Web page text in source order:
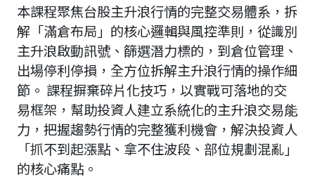
本課程聚焦台股主升浪行情的完整交易體系，拆
解「滿倉布局」的核心邏輯與風控準則，從識別
主升浪啟動訊號、篩選潛力標的，到倉位管理、
出場停利停損，全方位拆解主升浪行情的操作細
節。 課程摒棄碎片化技巧，以實戰可落地的交
易框架，幫助投資人建立系統化的主升浪交易能
力，把握趨勢行情的完整獲利機會，解決投資人
「抓不到起漲點、拿不住波段、部位規劃混亂」
的核心痛點。